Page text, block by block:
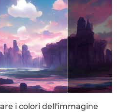
i colori dell'immagine